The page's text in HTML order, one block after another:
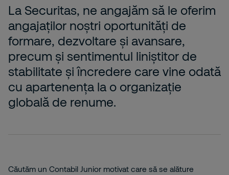
La Securitas, ne angajăm să le oferim
angajaților noștri oportunități de
formare, dezvoltare și avansare,
precum și sentimentul liniștitor de
stabilitate și încredere care vine odată
cu apartenența la o organizație
globală de renume.
Căutăm un Contabil Junior motivat care să se alăture